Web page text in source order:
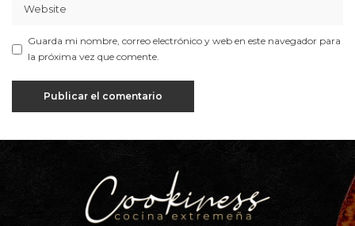
Guarda mi nombre, correo electrónico y web en este navegador para
la próxima vez que comente.